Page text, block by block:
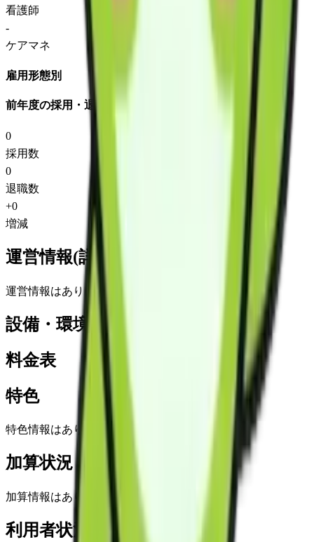
看護師
-
ケアマネ
雇用形態別
前年度の採用・退職
0
採用数
0
退職数
+0
増減
運営情報(詳細)
運営情報はありません
設備・環境
料金表
特色
特色情報はありません
加算状況
加算情報はありません
利用者状況